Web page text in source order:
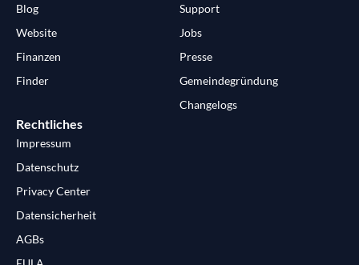
Blog
Website
Finanzen
Finder
Support
Jobs
Presse
Gemeindegründung
Changelogs
Rechtliches
Impressum
Datenschutz
Privacy Center
Datensicherheit
AGBs